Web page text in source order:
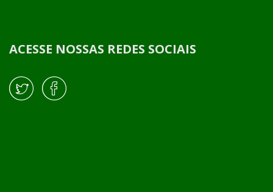
ACESSE NOSSAS REDES SOCIAIS